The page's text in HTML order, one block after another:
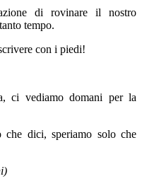
di rovinare il nostro
tempo.
con i piedi!
ci vediamo domani per la
dici, speriamo solo che